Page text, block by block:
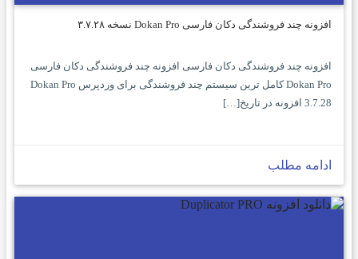
افزونه چند فروشندگی دکان فارسی Dokan Pro نسخه ۳.۷.۲۸
افزونه چند فروشندگی دکان فارسی افزونه چند فروشندگی دکان فارسی
Dokan Pro کامل ترین سیستم چند فروشندگی برای وردپرس Dokan Pro
3.7.28 افزونه در تاریخ[…]
ادامه مطلب